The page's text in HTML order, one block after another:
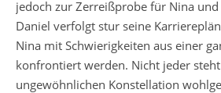
jedoch zur Zerreißprobe für Nina
Daniel verfolgt stur seine
Nina mit Schwierigkeiten aus einer
konfrontiert werden. Nicht jeder
ungewöhnlichen Konstellation